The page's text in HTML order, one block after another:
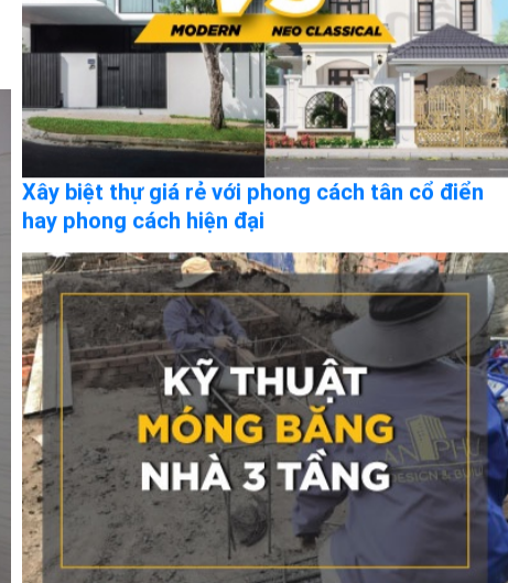
Xây biệt thự giá rẻ với phong cách tân cổ điển
hay phong cách hiện đại